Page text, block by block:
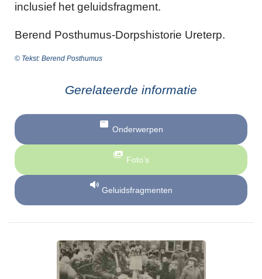
inclusief het geluidsfragment.
Berend Posthumus-Dorpshistorie Ureterp.
© Tekst: Berend Posthumus
Gerelateerde informatie
Onderwerpen
Foto’s
Geluidsfragmenten